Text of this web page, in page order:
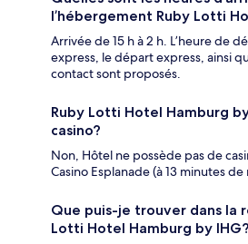
l’hébergement Ruby Lotti
Arrivée de 15 h à 2 h. L’heure de
express, le départ express, ainsi
contact sont proposés.
Ruby Lotti Hotel Hamburg
casino?
Non, Hôtel ne possède pas de
Casino Esplanade (à 13 minutes
Que puis-je trouver dans la
Lotti Hotel Hamburg by IHG?